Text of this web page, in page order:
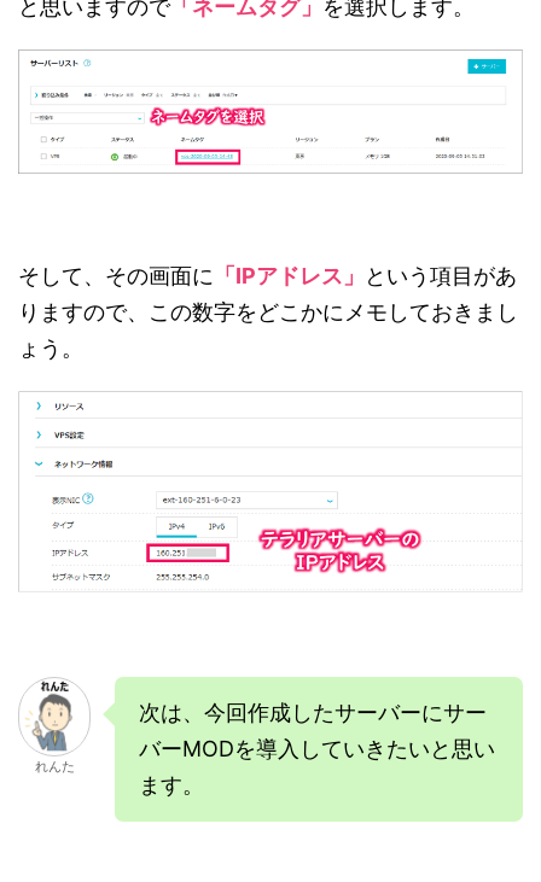
と思いますので「ネームタグ」 を選択します。
そして、その画面に 「IPアドレス」
という項目があ
りますので、この数字をどこかにメモしておきまし
ょう。
れんた
次は、今回作成したサーバーにサー
バーMODを導入していきたいと思い
ます。